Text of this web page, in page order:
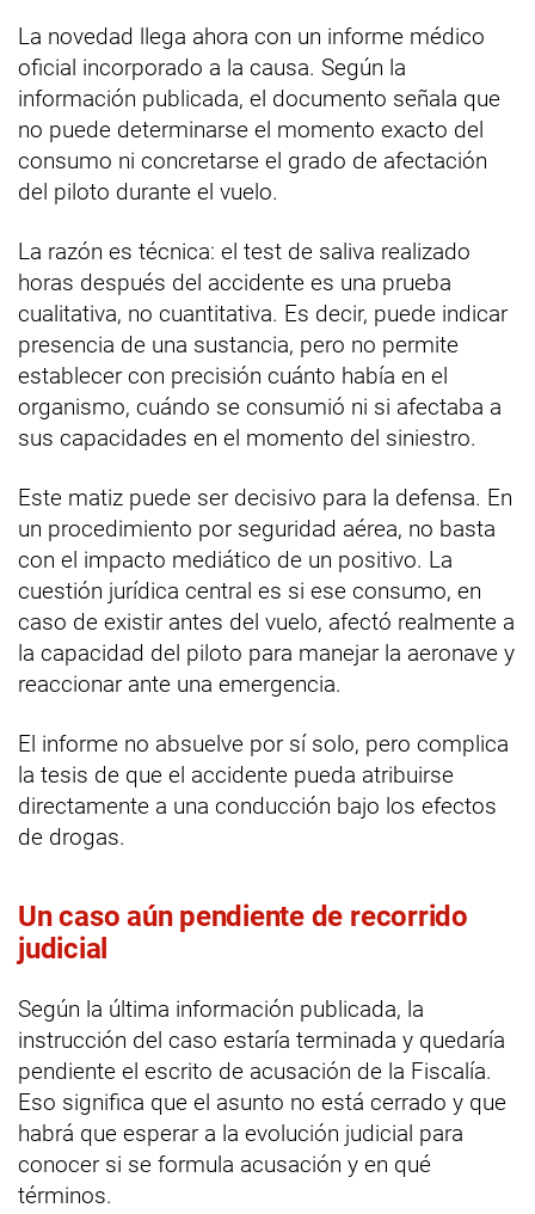
La novedad llega ahora con un informe médico
oficial incorporado a la causa. Según la
información publicada, el documento señala que
no puede determinarse el momento exacto del
consumo ni concretarse el grado de afectación
del piloto durante el vuelo.
La razón es técnica: el test de saliva realizado
horas después del accidente es una prueba
cualitativa, no cuantitativa. Es decir, puede indicar
presencia de una sustancia, pero no permite
establecer con precisión cuánto había en el
organismo, cuándo se consumió ni si afectaba a
sus capacidades en el momento del siniestro.
Este matiz puede ser decisivo para la defensa. En
un procedimiento por seguridad aérea, no basta
con el impacto mediático de un positivo. La
cuestión jurídica central es si ese consumo, en
caso de existir antes del vuelo, afectó realmente a
la capacidad del piloto para manejar la aeronave y
reaccionar ante una emergencia.
El informe no absuelve por sí solo, pero complica
la tesis de que el accidente pueda atribuirse
directamente a una conducción bajo los efectos
de drogas.
Un caso aún pendiente de recorrido
judicial
Según la última información publicada, la
instrucción del caso estaría terminada y quedaría
pendiente el escrito de acusación de la Fiscalía.
Eso significa que el asunto no está cerrado y que
habrá que esperar a la evolución judicial para
conocer si se formula acusación y en qué
términos.